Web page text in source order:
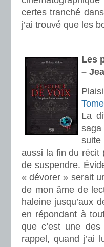
certes tranché
j’ai trouvé que les
Les
–
La
saga
aussi la fin du récit
de suspendre.
« dévorer » serait
de mon âme de
haleine jusqu’aux
en répondant à
que c’est une
rappel, quand j’ai